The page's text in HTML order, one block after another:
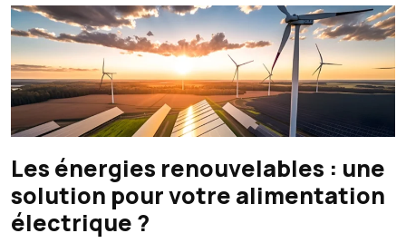
Les énergies renouvelables : une
solution pour votre alimentation
électrique ?